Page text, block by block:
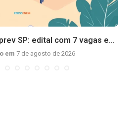
SP: edital com 7 vagas e...
em 7 de agosto de 2026